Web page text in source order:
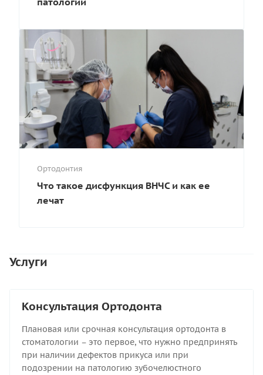
Ортодонтия
Что такое дисфункция ВНЧС и как ее
лечат
Услуги
Консультация Ортодонта
Плановая или срочная консультация ортодонта в
стоматологии – это первое, что нужно предпринять
при наличии дефектов прикуса или при
подозрении на патологию зубочелюстного